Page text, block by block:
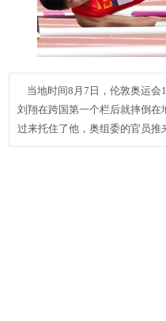
当地时间8月7日，伦敦奥运会
刘翔在跨国第一个栏后就摔倒
过来托住了他，奥组委的官员推